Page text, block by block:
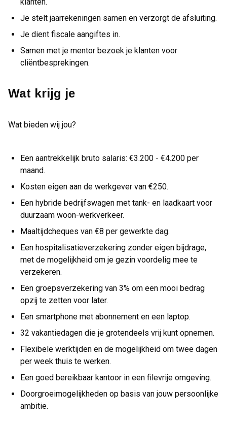
Je stelt jaarrekeningen samen en verzorgt de afsluiting.
Je dient fiscale aangiftes in.
Samen met je mentor bezoek je klanten voor
cliëntbesprekingen.
Wat krijg je
Wat bieden wij jou?
Een aantrekkelijk bruto salaris: €3.200 - €4.200 per
maand.
Kosten eigen aan de werkgever van €250.
Een hybride bedrijfswagen met tank- en laadkaart voor
duurzaam woon-werkverkeer.
Maaltijdcheques van €8 per gewerkte dag.
Een hospitalisatieverzekering zonder eigen bijdrage,
met de mogelijkheid om je gezin voordelig mee te
verzekeren.
Een groepsverzekering van 3% om een mooi bedrag
opzij te zetten voor later.
Een smartphone met abonnement en een laptop.
32 vakantiedagen die je grotendeels vrij kunt opnemen.
Flexibele werktijden en de mogelijkheid om twee dagen
per week thuis te werken.
Een goed bereikbaar kantoor in een filevrije omgeving.
Doorgroeimogelijkheden op basis van jouw persoonlijke
ambitie.